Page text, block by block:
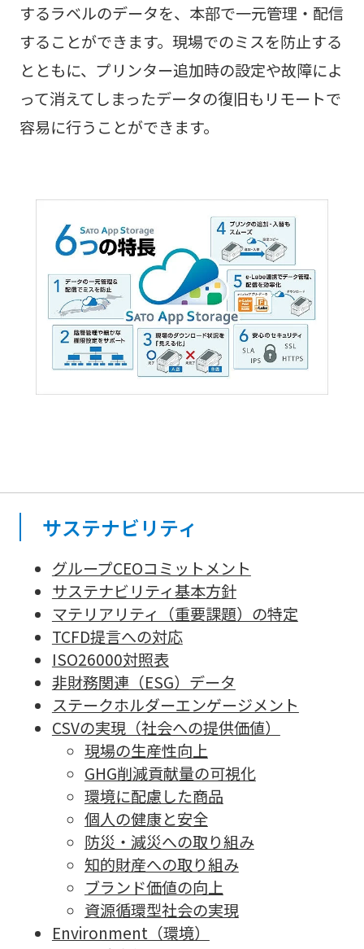
するラベルのデータを、本部で一元管理・配信
することができます。現場でのミスを防止する
とともに、プリンター追加時の設定や故障によ
って消えてしまったデータの復旧もリモートで
容易に行うことができます。
サステナビリティ
グループCEOコミットメント
サステナビリティ基本方針
マテリアリティ（重要課題）の特定
TCFD提言への対応
ISO26000対照表
非財務関連（ESG）データ
ステークホルダーエンゲージメント
CSVの実現（社会への提供価値）
現場の生産性向上
GHG削減貢献量の可視化
環境に配慮した商品
個人の健康と安全
防災・減災への取り組み
知的財産への取り組み
ブランド価値の向上
資源循環型社会の実現
Environment（環境）